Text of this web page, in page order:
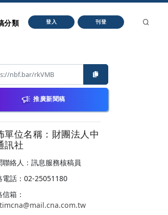
分類 登入 刊登
推廣新聞稿
單位名稱：財團法人中
訊社
聯絡人：訊息服務核稿員
電話：02-25051180
箱：